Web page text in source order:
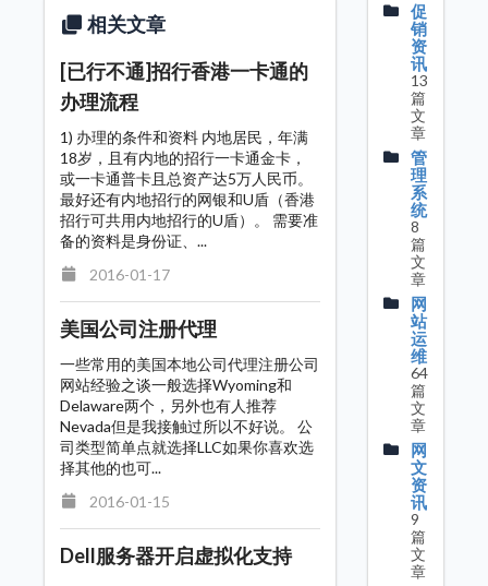
相关文章
[已行不通]招行香港一卡通的
办理流程
1) 办理的条件和资料 内地居民，年满
18岁，且有内地的招行一卡通金卡，
或一卡通普卡且总资产达5万人民币。
最好还有内地招行的网银和U盾（香港
招行可共用内地招行的U盾）。 需要准
备的资料是身份证、...
2016-01-17
美国公司注册代理
一些常用的美国本地公司代理注册公司
网站经验之谈一般选择Wyoming和
Delaware两个，另外也有人推荐
Nevada但是我接触过所以不好说。 公
司类型简单点就选择LLC如果你喜欢选
择其他的也可...
2016-01-15
Dell服务器开启虚拟化支持
促
销
资
讯
13
篇
文
章
管
理
系
统
8
篇
文
章
网
站
运
维
64
篇
文
章
网
文
资
讯
9
篇
文
章